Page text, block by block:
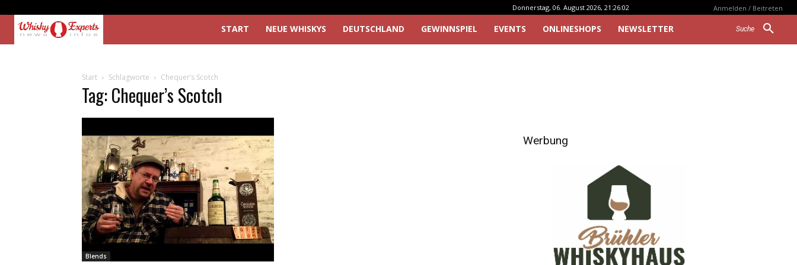
Donnerstag, 06. August 2026, 21:26:02 Anmelden / Beitreten
Suche
START NEUE WHISKYS DEUTSCHLAND GEWINNSPIEL EVENTS ONLINESHOPS NEWSLETTER
Start Schlagworte Chequer’s Scotch
Tag: Chequer’s Scotch
Blends
Werbung